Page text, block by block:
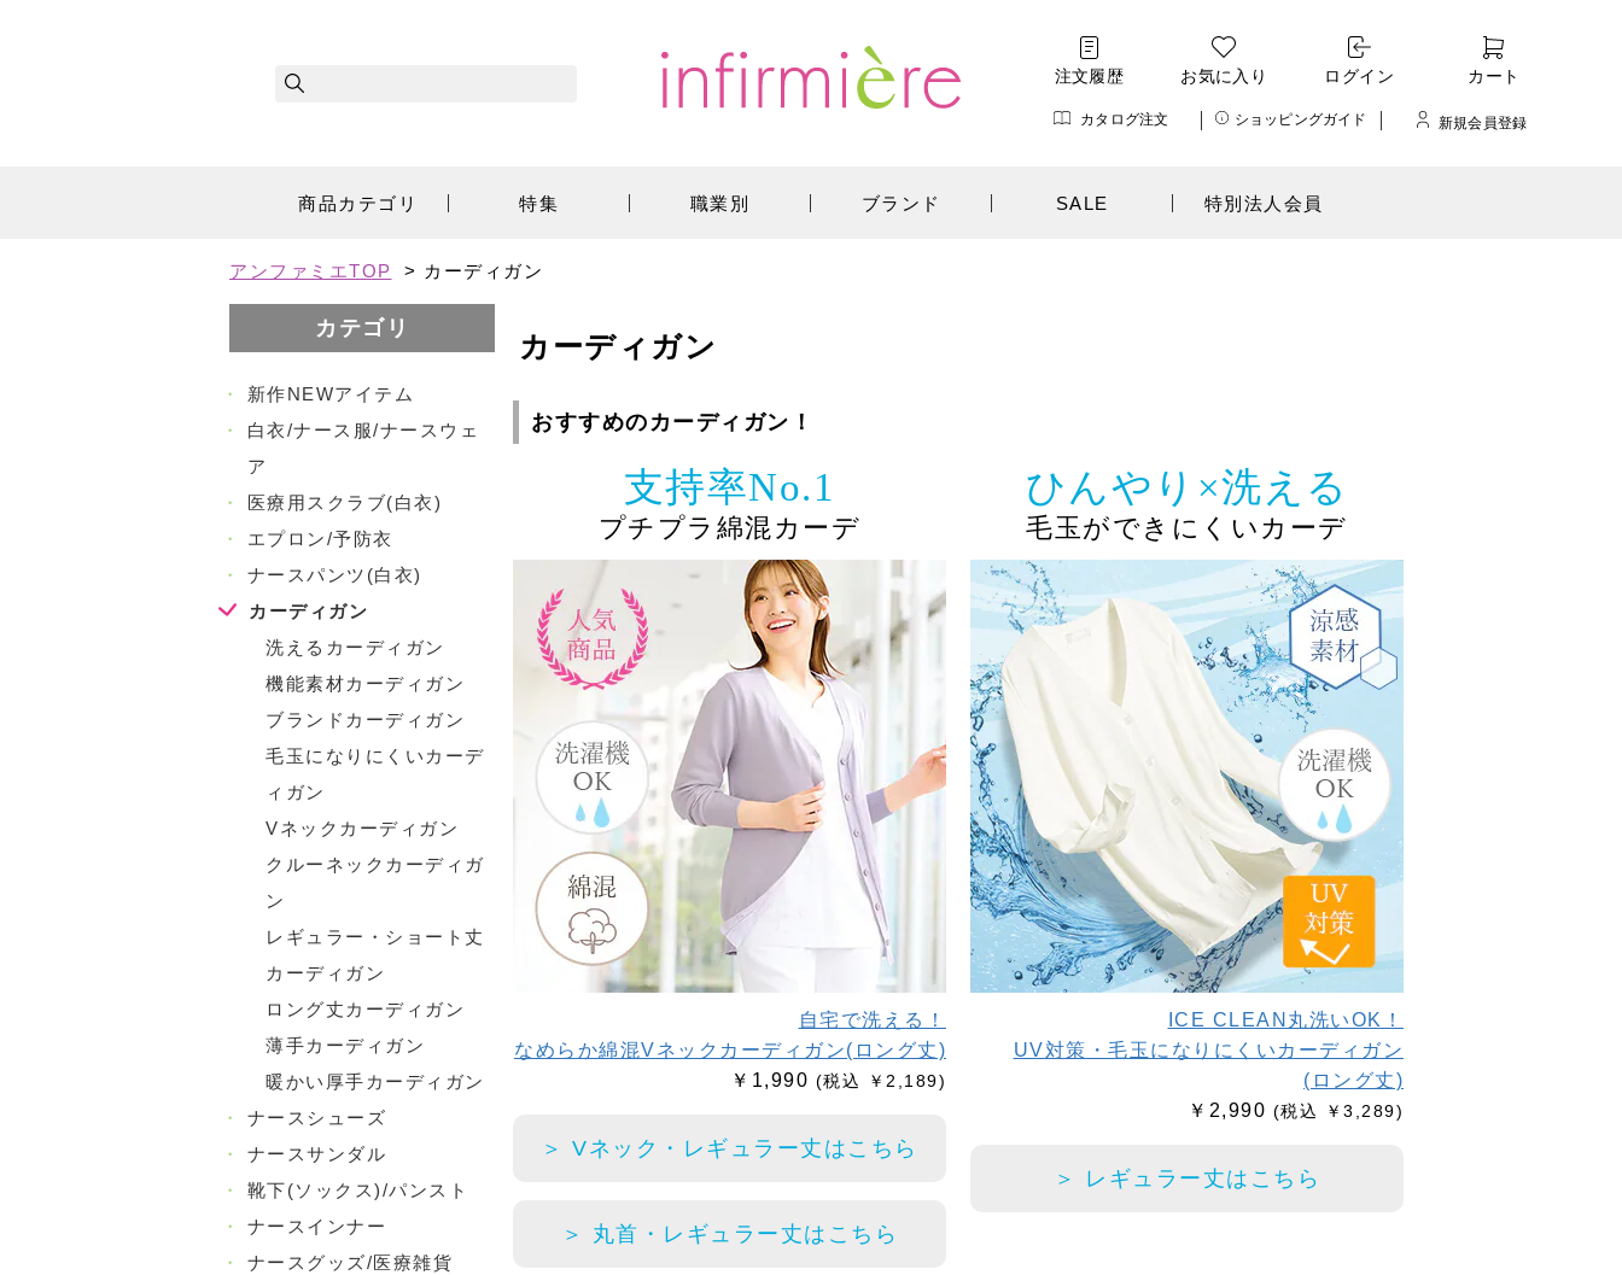
注文履歴 お気に入り ログイン カート
カタログ注文 ショッピングガイド 新規会員登録
商品カテゴリ 特集 職業別 ブランド SALE 特別法人会員
アンファミエTOP > カーディガン
カテゴリ
・
新作NEWアイテム
・
白衣/ナース服/ナースウェ
ア
・
医療用スクラブ(白衣)
・
エプロン/予防衣
・
ナースパンツ(白衣)
カーディガン
洗えるカーディガン
機能素材カーディガン
ブランドカーディガン
毛玉になりにくいカーデ
ィガン
Vネックカーディガン
クルーネックカーディガ
ン
レギュラー・ショート丈
カーディガン
ロング丈カーディガン
薄手カーディガン
暖かい厚手カーディガン
・
ナースシューズ
・
ナースサンダル
・
靴下(ソックス)/パンスト
・
ナースインナー
・
ナースグッズ/医療雑貨
カーディガン
おすすめのカーディガン！
支持率No.1
プチプラ綿混カーデ
自宅で洗える！
なめらか綿混Vネックカーディガン(ロング丈)
￥1,990 (税込 ￥2,189)
＞ Vネック・レギュラー丈はこちら
＞ 丸首・レギュラー丈はこちら
ひんやり×洗える
毛玉ができにくいカーデ
ICE CLEAN丸洗いOK！
UV対策・毛玉になりにくいカーディガン
(ロング丈)
￥2,990 (税込 ￥3,289)
＞ レギュラー丈はこちら